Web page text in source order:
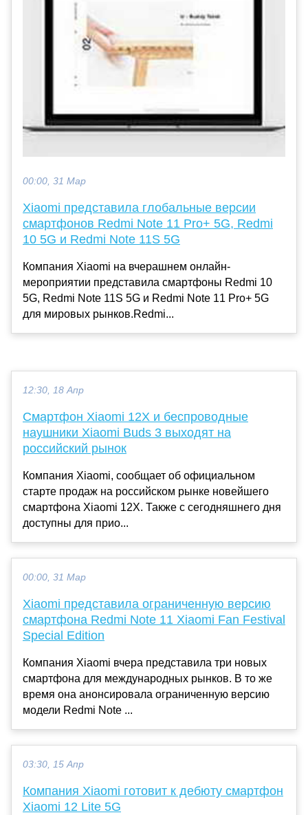
00:00, 31 Мар
Xiaomi представила глобальные версии
смартфонов Redmi Note 11 Pro+ 5G, Redmi
10 5G и Redmi Note 11S 5G
Компания Xiaomi на вчерашнем онлайн-
мероприятии представила смартфоны Redmi 10
5G, Redmi Note 11S 5G и Redmi Note 11 Pro+ 5G
для мировых рынков.Redmi...
12:30, 18 Апр
Смартфон Xiaomi 12X и беспроводные
наушники Xiaomi Buds 3 выходят на
российский рынок
Компания Xiaomi, сообщает об официальном
старте продаж на российском рынке новейшего
смартфона Xiaomi 12X. Также с сегодняшнего дня
доступны для прио...
00:00, 31 Мар
Xiaomi представила ограниченную версию
смартфона Redmi Note 11 Xiaomi Fan Festival
Special Edition
Компания Xiaomi вчера представила три новых
смартфона для международных рынков. В то же
время она анонсировала ограниченную версию
модели Redmi Note ...
03:30, 15 Апр
Компания Xiaomi готовит к дебюту смартфон
Xiaomi 12 Lite 5G